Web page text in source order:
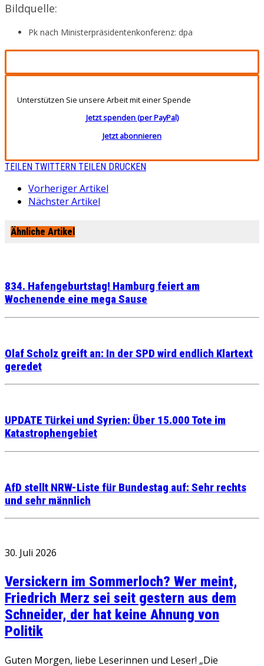
Bildquelle:
Pk nach Ministerpräsidentenkonferenz: dpa
Unterstützen Sie unsere Arbeit mit einer Spende
Jetzt spenden (per PayPal)
Jetzt abonnieren
TEILEN TWITTERN TEILEN DRUCKEN
Vorheriger Artikel
Nächster Artikel
Ähnliche Artikel
834. Hafengeburtstag! Hamburg feiert am
Wochenende eine mega Sause
Olaf Scholz greift an: In der SPD wird endlich Klartext
geredet
UPDATE Türkei und Syrien: Über 15.000 Tote im
Katastrophengebiet
AfD stellt NRW-Liste für Bundestag auf: Sehr rechts
und sehr männlich
30. Juli 2026
Versickern im Sommerloch? Wer meint,
Friedrich Merz sei seit gestern aus dem
Schneider, der hat keine Ahnung von
Politik
Guten Morgen, liebe Leserinnen und Leser! „Die